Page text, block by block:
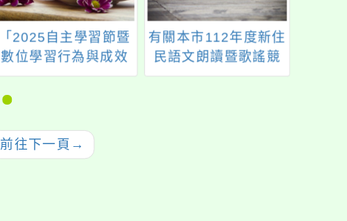
「2025自主學習節暨
數位學習行為與成效
分析研討會」徵稿資
有關本市112年度新住
民語文朗讀暨歌謠競
賽活動初賽報名截止
前往下一頁 →